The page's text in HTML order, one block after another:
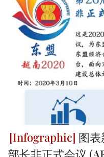
图
部长非正式会议